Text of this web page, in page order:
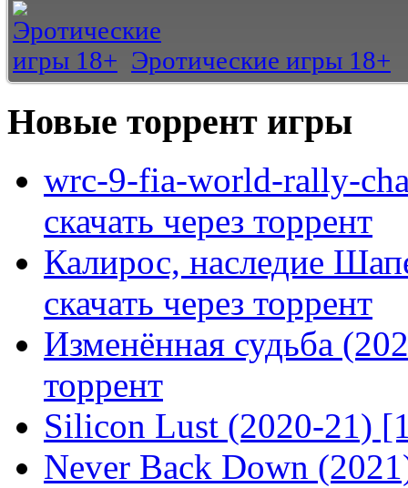
Эротические игры 18+
Новые торрент игры
wrc-9-fia-world-rally-
скачать через торрент
Калирос, наследие
скачать через торрент
Изменённая судьба
торрент
Silicon Lust (2020-21)
Never Back Down